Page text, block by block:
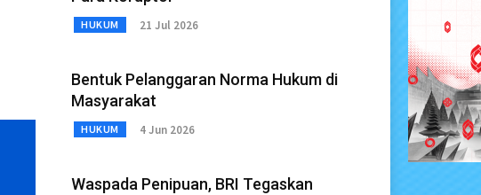
HUKUM 21 Jul 2026
Bentuk Pelanggaran Norma Hukum di
Masyarakat
HUKUM 4 Jun 2026
Waspada Penipuan, BRI Tegaskan